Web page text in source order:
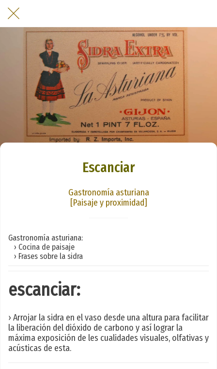
Escanciar
Gastronomía asturiana
[Paisaje y proximidad]
Gastronomía asturiana:
› Cocina de paisaje
› Frases sobre la sidra
escanciar:
› Arrojar la sidra en el vaso desde una altura para facilitar
la liberación del dióxido de carbono y así lograr la
máxima exposición de les cualidades visuales, olfativas y
acústicas de esta.